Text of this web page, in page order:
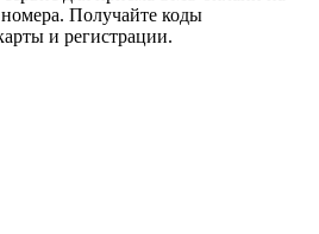
Получайте коды
и регистрации.